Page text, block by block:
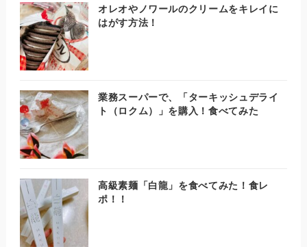
オレオやノワールのクリームをキレイに
はがす方法！
業務スーパーで、「ターキッシュデライ
ト（ロクム）」を購入！食べてみた
高級素麺「白龍」を食べてみた！食レ
ポ！！